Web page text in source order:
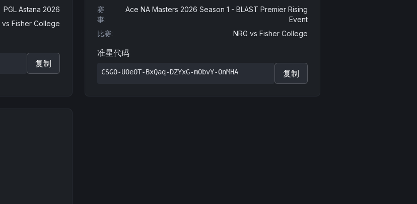
PGL Astana 2026
vs Fisher College
复制
赛
事:
Ace NA Masters 2026 Season 1 - BLAST Premier Rising
Event
比赛: NRG vs Fisher College
准星代码
CSGO-UOeOT-BxQaq-DZYxG-mObvY-OnMHA 复制